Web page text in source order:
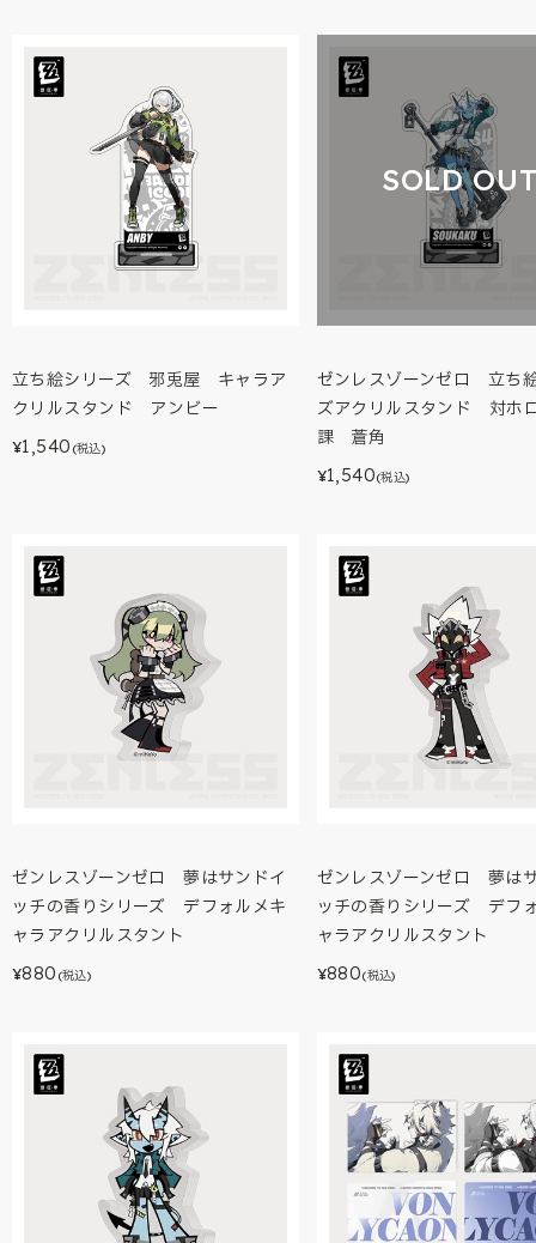
立ち絵シリーズ 邪兎屋 キャラア
クリルスタンド アンビー
¥1,540 (税込)
SOLD
ゼンレスゾーンゼロ 立ち
ズアクリルスタンド 対ホ
課 蒼角
¥1,540(税込)
ゼンレスゾーンゼロ 夢はサンドイ
ッチの香りシリーズ デフォルメキ
ャラアクリルスタント
¥880 (税込)
ゼンレスゾーンゼロ 夢は
ッチの香りシリーズ デフ
ャラアクリルスタント
¥880(税込)